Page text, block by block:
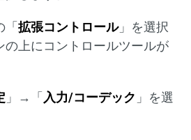
「拡張コントロール」を選択
の上にコントロールツールが
」→「入力/コーデック 」を選